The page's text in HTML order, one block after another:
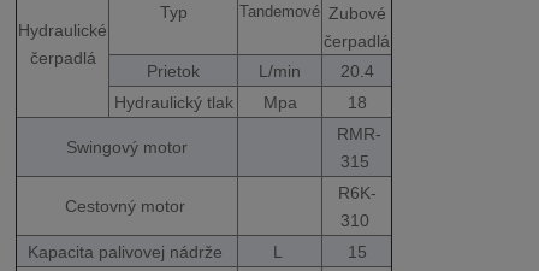
Hydraulické
čerpadlá
Typ Tandemové Zubové
čerpadlá
Prietok
L/min
20.4
Hydraulický tlak
Mpa 18
Swingový motor
RMR-
315
Cestovný motor
R6K-
310
Kapacita palivovej nádrže
L
15